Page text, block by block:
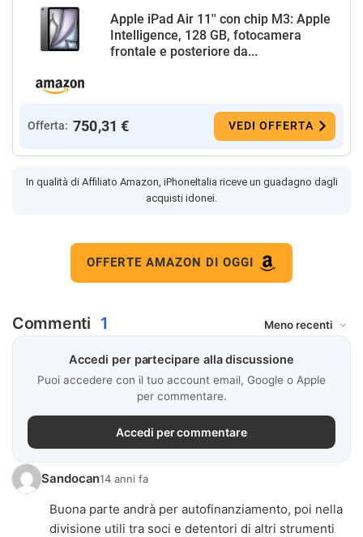
Apple iPad Air 11'' con chip M3: Apple
Intelligence, 128 GB, fotocamera
frontale e posteriore da...
Offerta: 750,31 € VEDI OFFERTA
In qualità di Affiliato Amazon, iPhoneItalia riceve un guadagno dagli
acquisti idonei.
OFFERTE AMAZON DI OGGI
Commenti 1
Accedi per partecipare alla discussione
Puoi accedere con il tuo account email, Google o Apple
per commentare.
Accedi per commentare
Sandocan14 anni fa
Buona parte andrà per autofinanziamento, poi nella
divisione utili tra soci e detentori di altri strumenti